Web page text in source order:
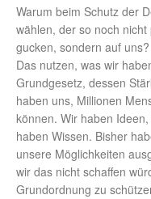
Warum beim Schutz der
wählen, der so noch
gucken, sondern auf
Das nutzen, was wir
Grundgesetz, dessen
haben uns, Millionen
können. Wir haben
haben Wissen. Bisher
unsere Möglichkeiten
wir das nicht schaffen
Grundordnung zu